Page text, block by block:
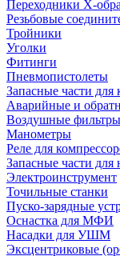
Переходники Х-
Резьбовые
Тройники
Уголки
Фитинги
Пневмопистолеты
Запасные части для
Аварийные и
Воздушные
Манометры
Реле для
Запасные части для
Электроинструмент
Точильные станки
Пуско-зарядные
Оснастка для МФИ
Насадки для УШМ
Эксцентриковые